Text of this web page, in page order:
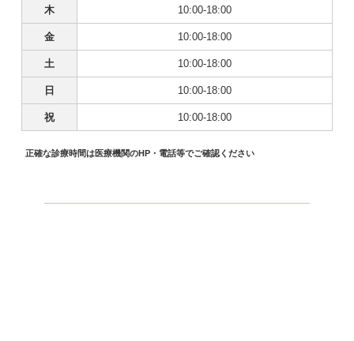
木 10:00-18:00
金 10:00-18:00
土 10:00-18:00
日 10:00-18:00
祝 10:00-18:00
正確な診療時間は医療機関のHP・電話等でご確認ください